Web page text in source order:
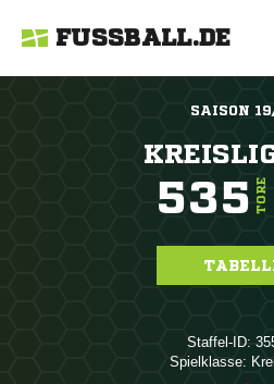
FUSSBALL.DE
SAISON
535 TORE
Staffel-ID:
Spielklasse: